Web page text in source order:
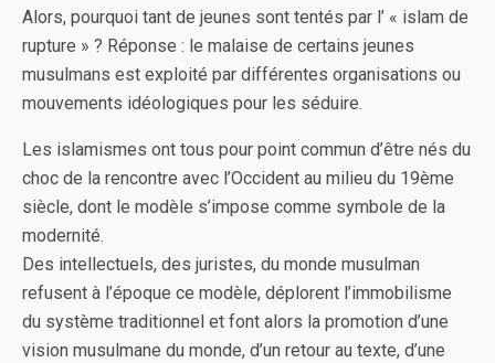
Alors, pourquoi tant de jeunes sont tentés par l’ « islam de
rupture » ? Réponse : le malaise de certains jeunes
musulmans est exploité par différentes organisations ou
mouvements idéologiques pour les séduire.
Les islamismes ont tous pour point commun d’être nés du
choc de la rencontre avec l’Occident au milieu du 19ème
siècle, dont le modèle s’impose comme symbole de la
modernité.
Des intellectuels, des juristes, du monde musulman
refusent à l’époque ce modèle, déplorent l’immobilisme
du système traditionnel et font alors la promotion d’une
vision musulmane du monde, d’un retour au texte, d’une